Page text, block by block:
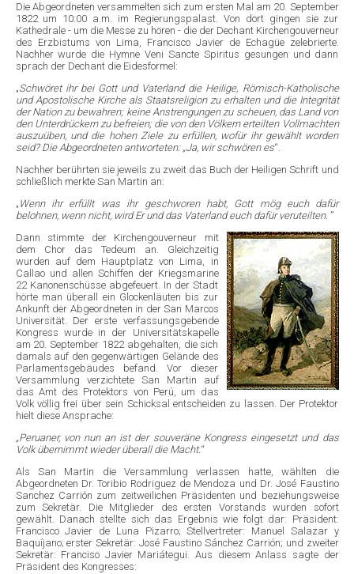
Die Abgeordneten versammelten sich zum ersten Mal am 20. September
1822 um 10:00 a.m. im Regierungspalast. Von dort gingen sie zur
Kathedrale - um die Messe zu hören - die der Dechant Kirchengouverneur
des Erzbistums von Lima, Francisco Javier de Echagüe zelebrierte.
Nachher wurde die Hymne Veni Sancte Spiritus gesungen und dann
sprach der Dechant die Eidesformel:
„Schwöret ihr bei Gott und Vaterland die Heilige, Römisch-Katholische
und Apostolische Kirche als Staatsreligion zu erhalten und die Integrität
der Nation zu bewahren; keine Anstrengungen zu scheuen, das Land von
den Unterdrückern zu befreien; die von den Völkern erteilten Vollmachten
auszuüben, und die hohen Ziele zu erfüllen, wofür ihr gewählt worden
seid? Die Abgeordneten antworteten: „Ja, wir schwören es“.
Nachher berührten sie jeweils zu zweit das Buch der Heiligen Schrift und
schließlich merkte San Martin an:
„ Wenn ihr erfüllt was ihr geschworen habt, Gott mög euch dafür
belohnen, wenn nicht, wird Er und das Vaterland euch dafür veruteilten. ”
Dann stimmte der Kirchengouverneur mit
dem Chor das Tedeum an. Gleichzeitig
wurden auf dem Hauptplatz von Lima, in
Callao und allen Schiffen der Kriegsmarine
22 Kanonenschüsse abgefeuert. In der Stadt
hörte man überall ein Glockenläuten bis zur
Ankunft der Abgeordneten in der San Marcos
Universität. Der erste verfassungsgebende
Kongress wurde in der Universitätskapelle
am 20. September 1822 abgehalten, die sich
damals auf den gegenwärtigen Gelände des
Parlamentsgebäudes befand. Vor dieser
Versammlung verzichtete San Martin auf
das Amt des Protektors von Perú, um das
Volk völlig frei über sein Schicksal entscheiden zu lassen. Der Protektor
hielt diese Ansprache:
„Peruaner, von nun an ist der souveräne Kongress eingesetzt und das
Volk übernimmt wieder überall die Macht.“
Als San Martin die Versammlung verlassen hatte, wählten die
Abgeordneten Dr. Toribio Rodriguez de Mendoza und Dr. José Faustino
Sanchez Carrión zum zeitweilichen Präsidenten und beziehungsweise
zum Sekretär. Die Mitglieder des ersten Vorstands wurden sofort
gewählt. Danach stellte sich das Ergebnis wie folgt dar: Präsident:
Francisco Javier de Luna Pizarro; Stellvertreter: Manuel Salazar y
Baquíjano; erster Sekretär: José Faustino Sánchez Carrión; und zweiter
Sekretär: Franciso Javier Mariátegui. Aus diesem Anlass sagte der
Präsident des Kongresses: